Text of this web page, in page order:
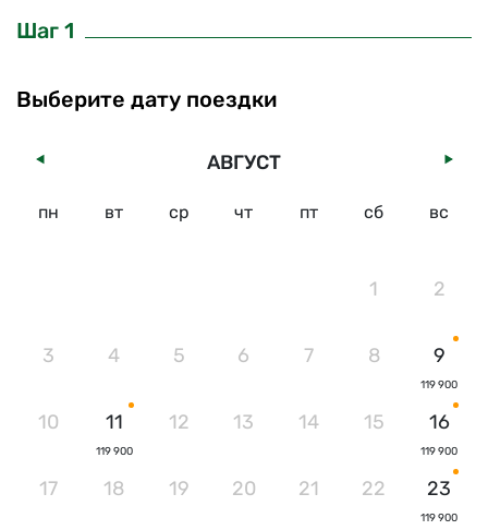
Шаг 1
Выберите дату поездки
АВГУСТ
пн вт ср чт пт сб вс
1 2
3 4 5 6 7 8 9
119 900
10 11
119 900
12 13 14 15 16
119 900
17 18 19 20 21 22 23
119 900